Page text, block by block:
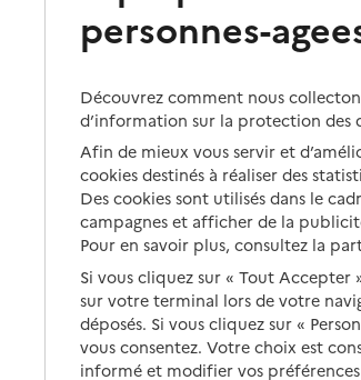
personnes-
Découvrez comment nous
d’information sur la protection des
Afin de mieux vous servir et
cookies destinés à réaliser des
Des cookies sont utilisés dans le
campagnes et afficher de la
Pour en savoir plus, consultez la
Si vous cliquez sur « Tout Accepter
sur votre terminal lors de votre
déposés. Si vous cliquez sur «
vous consentez. Votre choix est
informé et modifier vos